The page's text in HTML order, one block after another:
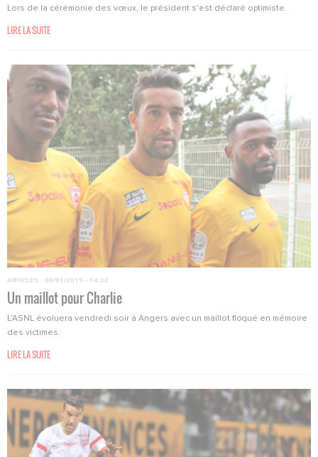
Lors de la cérémonie des vœux, le président s’est déclaré optimiste.
LIRE LA SUITE
ARTICLES · 08/01/2015 - 14:22
Un maillot pour Charlie
L’ASNL évoluera vendredi soir à Angers avec un maillot floqué en mémoire
des victimes.
LIRE LA SUITE